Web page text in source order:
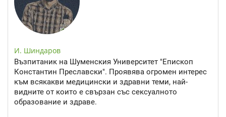
И. Шиндаров
Възпитаник на Шуменския Университет "Епископ
Константин Преславски". Проявява огромен интерес
към всякакви медицински и здравни теми, най-
видните от които е свързан със сексуалното
образование и здраве.